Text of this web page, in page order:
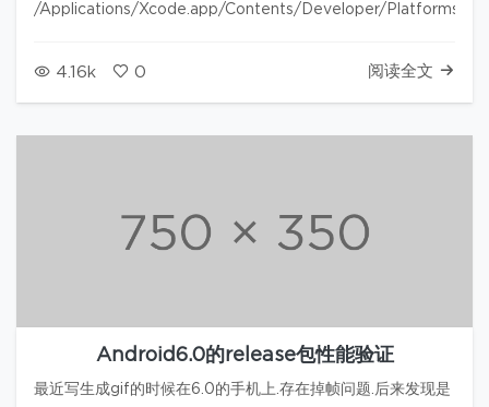
/Applications/Xcode.app/Contents/Developer/Platforms/
4.16k 0 阅读全文
Android6.0的release包性能验证
最近写生成gif的时候在6.0的手机上.存在掉帧问题.后来发现是